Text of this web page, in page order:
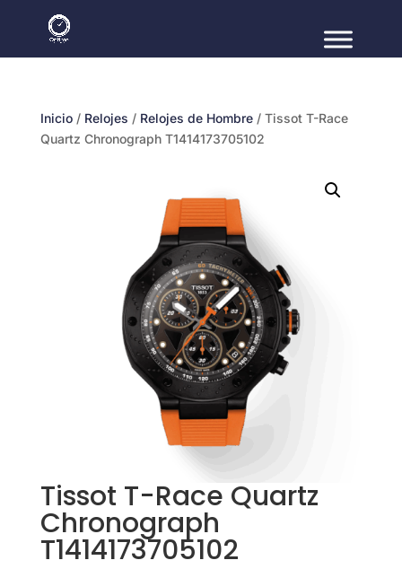
Inicio/ Relojes / Relojes de Hombre/ Tissot T-Race
Quartz Chronograph T1414173705102
Tissot T-Race Quartz
Chronograph
T1414173705102